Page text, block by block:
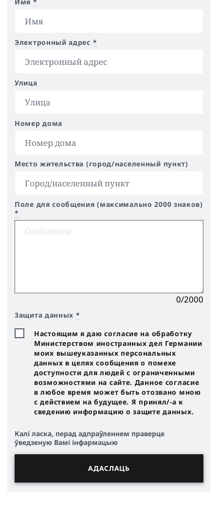
Электронный адрес *
Улица
Номер дома
Место жительства (город/населенный пункт)
Поле для сообщения (максимально 2000 знаков)
*
0/2000
Защита данных *
Настоящим я даю согласие на обработку
Министерством иностранных дел Германии
моих вышеуказанных персональных
данных в целях сообщения о помехе
доступности для людей с ограниченными
возможностями на сайте. Данное согласие
в любое время может быть отозвано мною
с действием на будущее. Я принял/-a к
сведению информацию о защите данных.
Калі ласка, перад адпраўленнем праверце
ўведзеную Вамі інфармацыю